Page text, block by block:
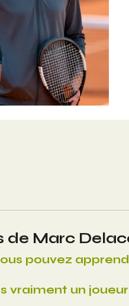
de Marc
pouvez
vraiment un